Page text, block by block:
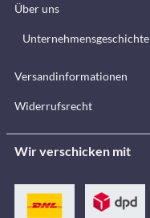
Über uns
Unternehmensgeschichte
Versandinformationen
Widerrufsrecht
Wir verschicken mit